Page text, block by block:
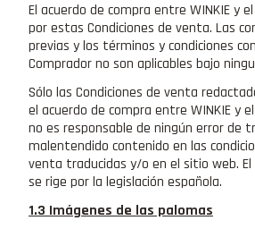
El acuerdo de compra entre WINKIE y
por estas Condiciones de venta. Las
previas y los términos y condiciones
Comprador no son aplicables bajo
Sólo las Condiciones de venta
el acuerdo de compra entre WINKIE y
no es responsable de ningún error de
malentendido contenido en las
venta traducidas y/o en el sitio web. El
se rige por la legislación española.
1.3 Imágenes de las palomas